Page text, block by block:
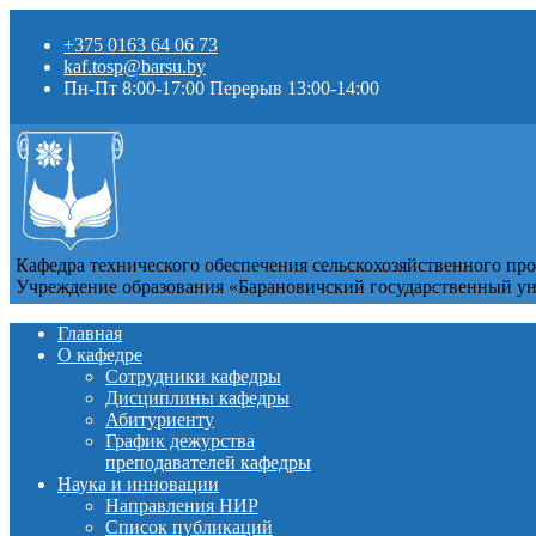
+375 0163 64 06 73
kaf.tosp@barsu.by
Пн-Пт 8:00-17:00 Перерыв 13:00-14:00
Кафедра технического обеспечения сельскохозяйственного
Учреждение образования «Барановичский государственный
Главная
О кафедре
Сотрудники кафедры
Дисциплины кафедры
Абитуриенту
График дежурства
преподавателей кафедры
Наука и инновации
Направления НИР
Список публикаций